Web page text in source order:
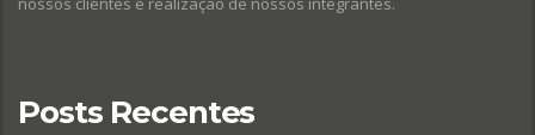
Posts Recentes